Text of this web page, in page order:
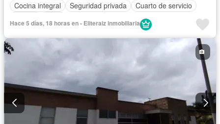
Cocina integral
Seguridad privada
Cuarto de servicio
Hace 5 días, 18 horas en - Eliteraiz inmobiliaria